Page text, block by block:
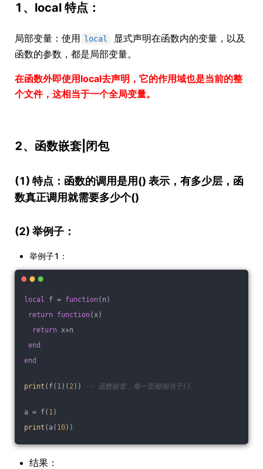
1、local 特点：
局部变量：使用 local
显式声明在函数内的变量，以及
函数的参数，都是局部变量。
在函数外即使用local去声明，它的作用域也是当前的整
个文件，这相当于一个全局变量。
2、函数嵌套|闭包
(1) 特点：函数的调用是用() 表示，有多少层，函
数真正调用就需要多少个()
(2) 举例子：
举例子1：
local f = function(n)
return function(x)
return x+n
end
end
print (f( 1)( 2)) -- 函数嵌套，每一层都相当于()
a = f( 1)
print (a( 10))
结果：